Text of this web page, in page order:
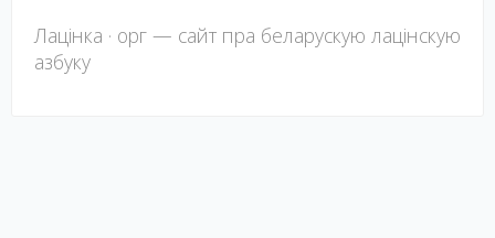
Лацінка · орг — cайт пра беларускую лацінскую
азбуку